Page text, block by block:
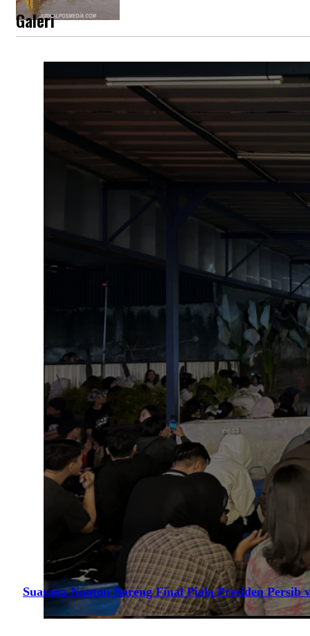
Galeri
Suasana Nonton Bareng Final Piala Presiden Persib